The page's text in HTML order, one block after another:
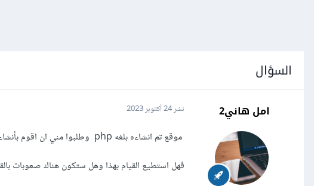
السؤال
امل هاني2 نشر24 أكتوبر 2023
موقع تم انشاءه بلغه php وطلبوا مني ان اقوم بأنشاء له تطبيق جوال لنظام اندرويد و IOS فكرت بأن اقوم بأستخدام flutter
فهل استطيع القيام بهذا وهل ستكون هناك صعوبات